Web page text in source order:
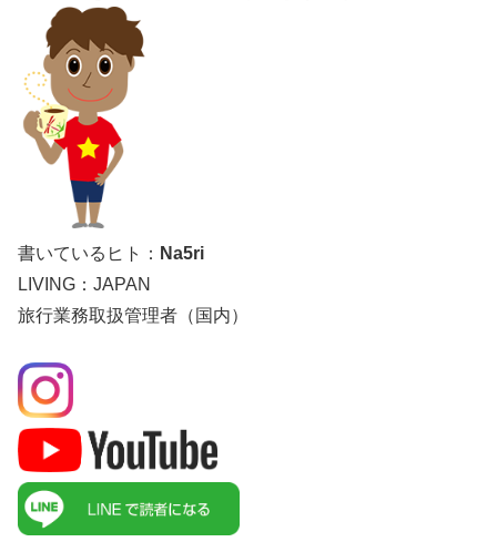
書いているヒト： Na5ri
LIVING：JAPAN
旅行業務取扱管理者（国内）